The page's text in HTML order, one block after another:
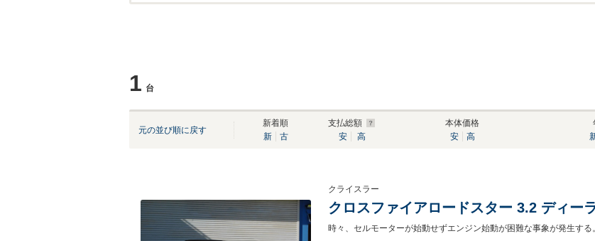
1 台
元の並び順に戻す
新着順
新
古
支払総額
安
高
本体価格
安
高
クライスラー
クロスファイアロードスター 3.2 ディ